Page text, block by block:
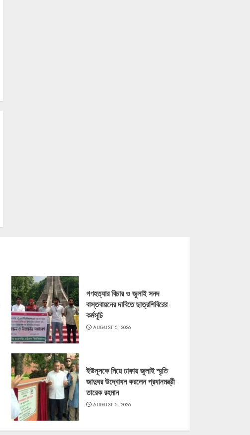
গণহত্যার বিচার ও জুলাই সনদ
বাস্তবায়নের দাবিতে ছাত্রশিবিরের
কর্মসূচি
AUGUST 5, 2026
ইউনূসকে নিয়ে ঢাকায় জুলাই স্মৃতি
জাদুঘর উদ্বোধন করলেন প্রধানমন্ত্রী
তারেক রহমান
AUGUST 5, 2026